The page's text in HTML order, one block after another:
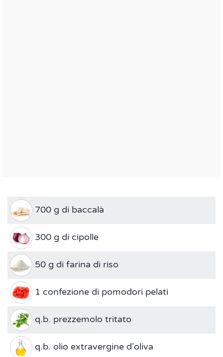
700 g di baccalà
300 g di cipolle
50 g di farina di riso
1 confezione di pomodori pelati
q.b. prezzemolo tritato
q.b. olio extravergine d'oliva